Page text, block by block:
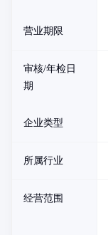
营业期限
审核/年检日
期
企业类型
所属行业
经营范围